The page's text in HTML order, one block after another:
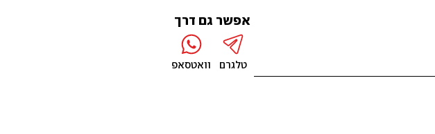
אפשר גם דרך
טלגרם וואטסאפ